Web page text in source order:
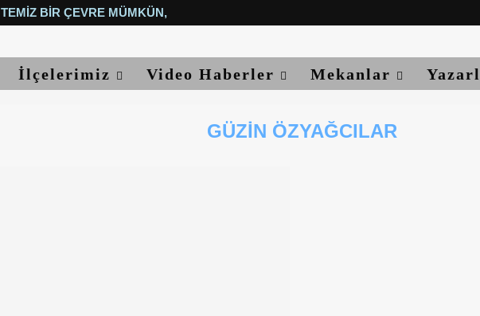
TEMIZ BIR ÇEVRE MÜMKÜN, YETER...
İlçelerimiz Video Haberler Mekanlar
GÜZIN ÖZYAĞCILAR